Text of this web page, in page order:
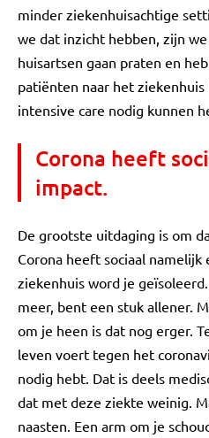
minder ziekenhuisachtige
we dat inzicht hebben, zijn
huisartsen gaan praten en
patiënten naar het
intensive care nodig kunnen
Corona heeft
impact.
De grootste uitdaging is om
Corona heeft sociaal
ziekenhuis word je
meer, bent een stuk allener.
om je heen is dat nog erger.
leven voert tegen het
nodig hebt. Dat is deels
dat met deze ziekte weinig.
naasten. Een arm om je